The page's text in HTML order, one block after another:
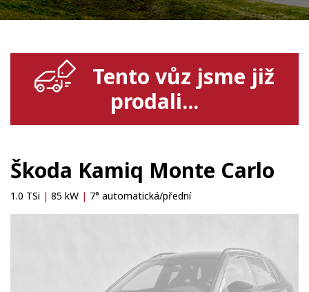
Tento vůz jsme již
prodali...
Škoda Kamiq Monte Carlo
1.0 TSi | 85 kW | 7° automatická/přední